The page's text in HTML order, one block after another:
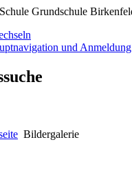
und Anmeldung
Bildergalerie